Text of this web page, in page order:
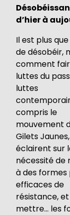
d’hier à
Il est plus
de désobéir,
comment
luttes du
luttes
compris le
mouvement
Gilets
éclairent sur
nécessité de
à des formes
efficaces de
résistance, et
mettre… les